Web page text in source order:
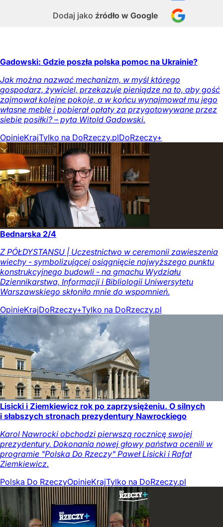
Dodaj jako źródło w Google
Gadowski: Gdzie poszła polska pomoc na Ukrainie?
Jak można nazwać mechanizm, w myśl którego
gospodarz, żywiciel, przekazuje pieniądze na to, aby gość
zajmował kolejne pokoje, a w końcu wynajmował mu jego
własne meble i pobierał opłaty za przygotowywane przez
siebie posiłki? – pyta Witold Gadowski.
OpinieKrajTylko na DoRzeczy.plDoRzeczy+
Bednarska 2/4
Z PÓŁDYSTANSU | Uczestnictwo w ceremonii zawieszenia
wiechy - symbolizującej osiągnięcie najwyższego punktu
konstrukcyjnego budowli - na gmachu Wydziału
Dziennikarstwa, Informacji i Bibliologii Uniwersytetu
Warszawskiego skłoniło mnie do wspomnień.
OpinieKrajDoRzeczy+Tylko na DoRzeczy.pl
Lisicki i Ziemkiewicz rok po zaprzysiężeniu. O silnych
i słabszych stronach prezydentury Nawrockiego
Karol Nawrocki obchodzi pierwszą rocznicę swojej
prezydentury. Dokonania nowej głowy państwa ocenili w
programie "Polska Do Rzeczy" Paweł Lisicki i Rafał
Ziemkiewicz.
Polska Do RzeczyOpinieKrajTylko na DoRzeczy.pl